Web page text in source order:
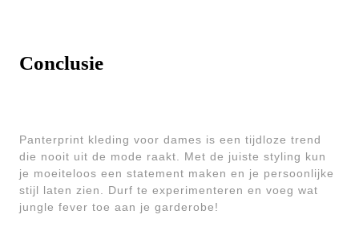
Conclusie
Panterprint kleding voor dames is een tijdloze trend
die nooit uit de mode raakt. Met de juiste styling kun
je moeiteloos een statement maken en je persoonlijke
stijl laten zien. Durf te experimenteren en voeg wat
jungle fever toe aan je garderobe!